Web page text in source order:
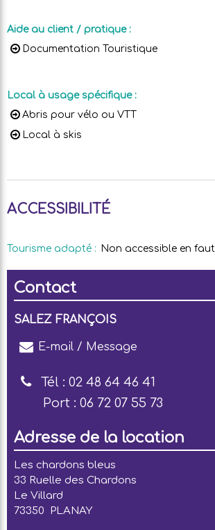
Aide au client / pratique :
Documentation Touristique
Local à usage spécifique :
Abris pour vélo ou VTT
Local à skis
ACCESSIBILITÉ
Tourisme adapté : Non accessible en
Contact
SALEZ FRANÇOIS
E-mail / Message
Tél : 02 48 64 46 41
Port : 06 72 07 55 73
Adresse de la location
Les chardons bleus
33 Ruelle des Chardons
Le Villard
73350
PLANAY